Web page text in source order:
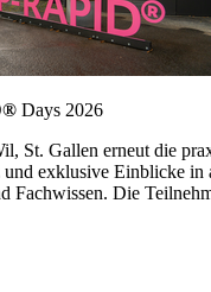
Days 2026
St. Gallen erneut die
exklusive Einblicke in
Die